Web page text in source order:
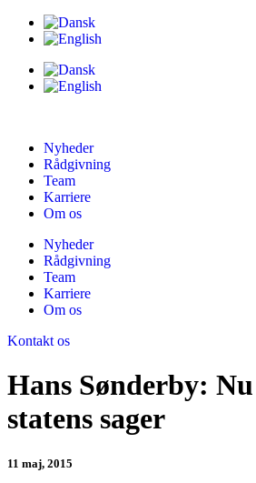
Nyheder
Rådgivning
Team
Karriere
Om os
Nyheder
Rådgivning
Team
Karriere
Om os
Kontakt os
Hans Sønderby:
statens sager
11 maj, 2015